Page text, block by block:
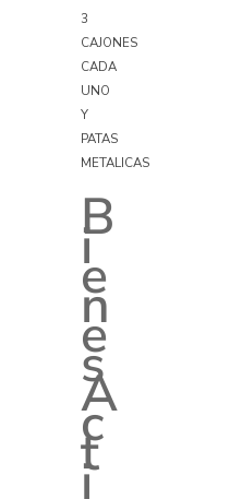
3
CAJONES
CADA
UNO
Y
PATAS
METALICAS
B
i
e
n
e
s
A
c
t
i